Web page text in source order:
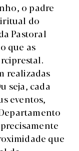
o padre
do
Pastoral
que as
realizadas
seja, cada
eventos,
que